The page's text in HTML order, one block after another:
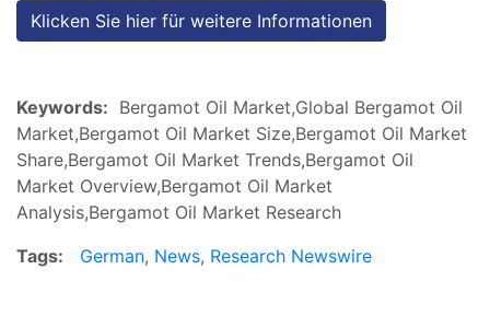
Klicken Sie hier für weitere Informationen
Keywords: Bergamot Oil Market,Global Bergamot Oil
Market,Bergamot Oil Market Size,Bergamot Oil Market
Share,Bergamot Oil Market Trends,Bergamot Oil
Market Overview,Bergamot Oil Market
Analysis,Bergamot Oil Market Research
Tags:
German, News, Research Newswire